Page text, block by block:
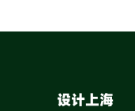
设计上海